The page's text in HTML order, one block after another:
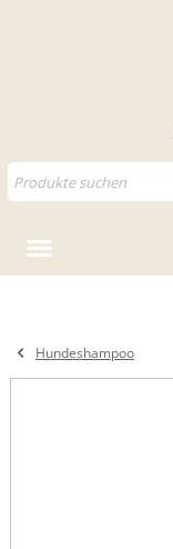
Hundeshampoo